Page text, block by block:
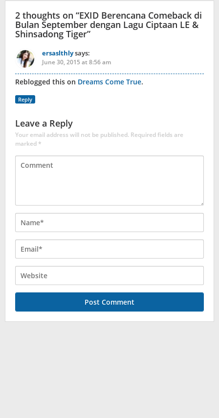
2 thoughts on “EXID Berencana Comeback di
Bulan September dengan Lagu Ciptaan LE &
Shinsadong Tiger”
ersaslthlysays:
June 30, 2015 at 8:56 am
Reblogged this on Dreams Come True.
Reply
Leave a Reply
Your email address will not be published. Required fields are
marked*